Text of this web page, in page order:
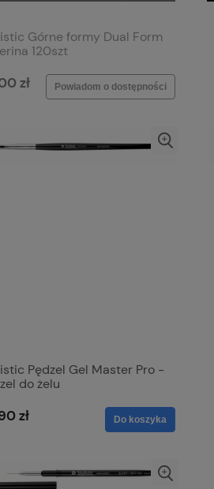
Górne formy Dual Form
120szt
zł Powiadom o dostępności
Pędzel Gel Master Pro -
do żelu
zł Do koszyka